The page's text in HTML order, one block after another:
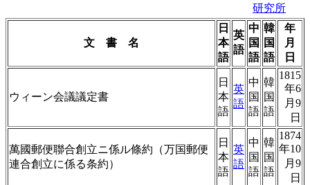
研究所
文 書 名
日
本
語
英
語
中
国
語
韓
国
語
年
月
日
ウィーン会議議定書
日
本
語
英
語
中
国
語
韓
国
語
1815
年6
月9
日
萬國郵便聯合創立ニ係ル條約（万国郵便
連合創立に係る条約）
日
本
語
英
語
中
国
語
韓
国
語
1874
年10
月9
日